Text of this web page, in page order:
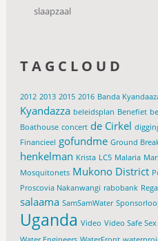
slaapzaal
TAGCLOUD
2012 2013 2015 2016 Banda
Kyandazza beleidsplan Benefiet
Boathouse concert de Cirkel
Financieel gofundme Ground
henkelman Krista LC5 Malaria
Mosquitonets Mukono District
Proscovia Nakanwangi rabobank
salaama SamSamWater
Uganda Video Video Safe Sex